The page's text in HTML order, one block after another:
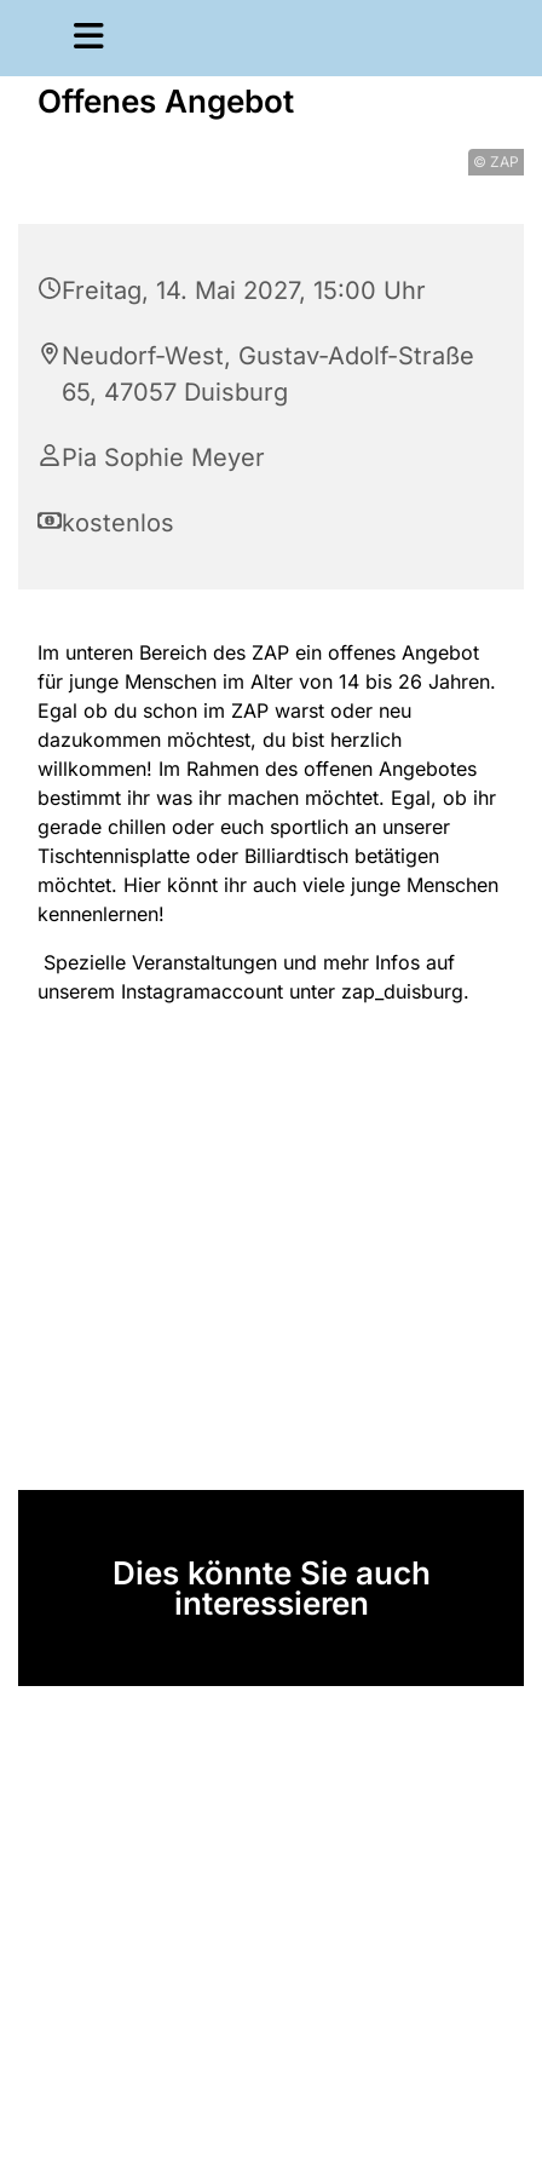
Offenes Angebot
© ZAP
Freitag, 14. Mai 2027, 15:00 Uhr
Neudorf-West, Gustav-Adolf-Straße
65, 47057 Duisburg
Pia Sophie Meyer
kostenlos
Im unteren Bereich des ZAP ein offenes Angebot
für junge Menschen im Alter von 14 bis 26 Jahren.
Egal ob du schon im ZAP warst oder neu
dazukommen möchtest, du bist herzlich
willkommen! Im Rahmen des offenen Angebotes
bestimmt ihr was ihr machen möchtet. Egal, ob ihr
gerade chillen oder euch sportlich an unserer
Tischtennisplatte oder Billiardtisch betätigen
möchtet. Hier könnt ihr auch viele junge Menschen
kennenlernen!
Spezielle Veranstaltungen und mehr Infos auf
unserem Instagramaccount unter zap_duisburg.
Dies könnte Sie auch
interessieren